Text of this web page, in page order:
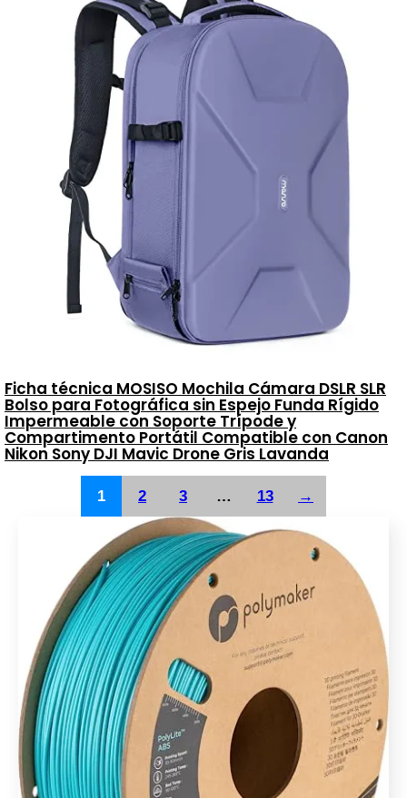
Ficha técnica MOSISO Mochila Cámara DSLR SLR
Bolso para Fotográfica sin Espejo Funda Rígido
Impermeable con Soporte Trípode y
Compartimento Portátil Compatible con Canon
Nikon Sony DJI Mavic Drone Gris Lavanda
1 2 3 … 13 →